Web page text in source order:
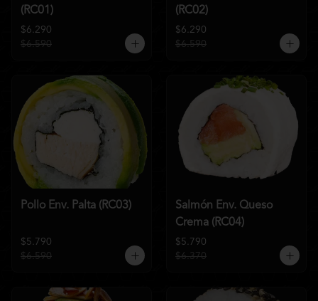
(RC01)
$6.290
$6.590
(RC02)
$6.290
$6.590
Pollo Env. Palta (RC03)
$5.790
$6.590
Salmón Env. Queso
Crema (RC04)
$5.790
$6.370